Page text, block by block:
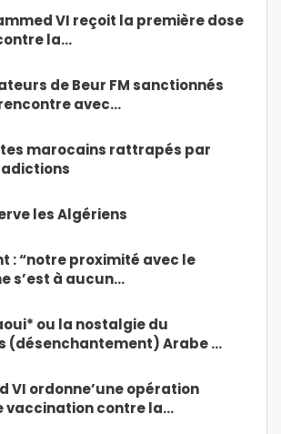
VI reçoit la première dose
la…
de Beur FM sanctionnés
avec…
marocains rattrapés par
les Algériens
: “notre proximité avec le
s’est à aucun…
ou la nostalgie du
(désenchantement) Arabe …
VI ordonne’une opération
vaccination contre la…